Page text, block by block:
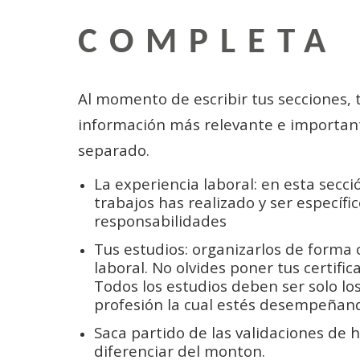
COMPLETA
Al momento de escribir tus
información más relevante e
separado.
La experiencia laboral: en esta
trabajos has realizado y ser
responsabilidades
Tus estudios: organizarlos de
laboral. No olvides poner tus
Todos los estudios deben ser solo
profesión la cual estés
Saca partido de las validaciones de
diferenciar del monton.